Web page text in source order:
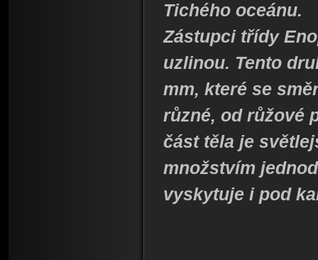
Tichého oceánu.
Zástupci třídy
uzlinou. Tento
mm, které se
různé, od růžové
část těla je
množstvím
vyskytuje i pod